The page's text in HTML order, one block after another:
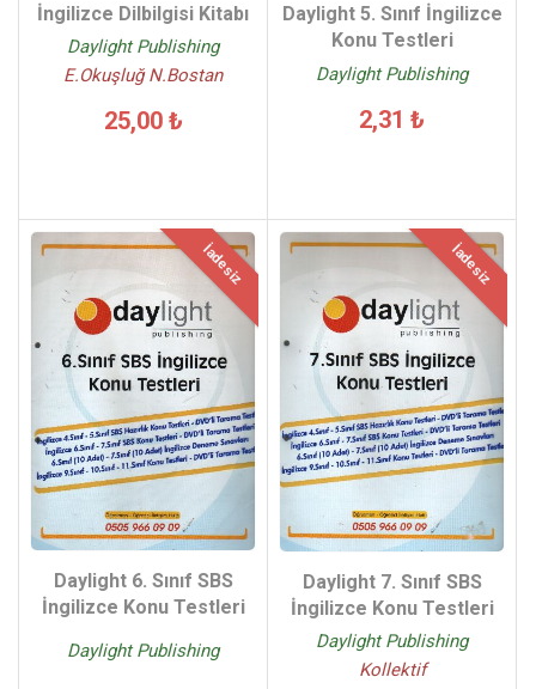
İngilizce Dilbilgisi Kitabı
Daylight Publishing
E.Okuşluğ N.Bostan
25,00 ₺
Daylight 5. Sınıf İngilizce
Konu Testleri
Daylight Publishing
2,31 ₺
İadesiz
Daylight 6. Sınıf SBS
İngilizce Konu Testleri
Daylight Publishing
İadesiz
Daylight 7. Sınıf SBS
İngilizce Konu Testleri
Daylight Publishing
Kollektif